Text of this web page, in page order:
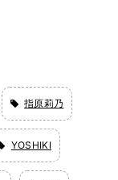
指原莉乃
YOSHIKI